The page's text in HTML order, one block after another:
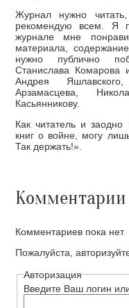
Журнал нужно
рекомендую всем. Я
журнале мне
материала,
нужно публично
Станислава Комарова
Андрея
Арзамасцева,
Касьянникову.
Как читатель и заодно
книг о войне, могу
Так держать!».
Комментарии
Комментариев пока нет
Пожалуйста,
Авторизация
Введите Ваш логин